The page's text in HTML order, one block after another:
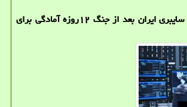
افزایش تاب آوری سایبری ایران بعد از جنگ ۱۲روزه آمادگی برای